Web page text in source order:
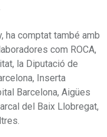
ha comptat també amb
com ROCA,
la Diputació de
Inserta
Barcelona, Aigües
del Baix Llobregat,